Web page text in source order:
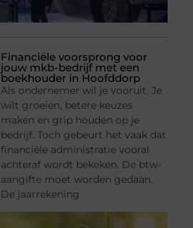
Financiële voorsprong voor
jouw mkb-bedrijf met een
boekhouder in Hoofddorp
Als ondernemer wil je vooruit. Je
wilt groeien, betere keuzes
maken en grip houden op je
bedrijf. Toch gebeurt het vaak dat
financiële administratie vooral
achteraf wordt bekeken. De btw-
aangifte moet worden gedaan.
De jaarrekening